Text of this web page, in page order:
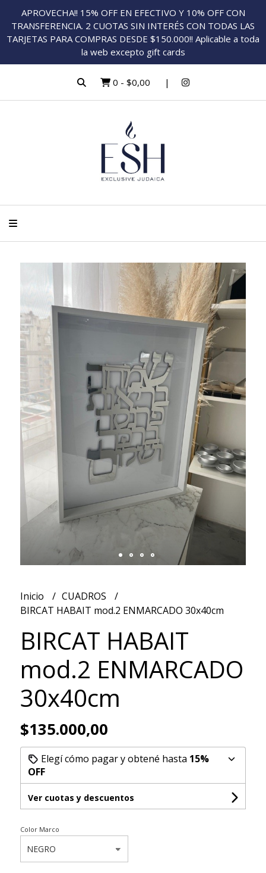
APROVECHA!! 15% OFF EN EFECTIVO Y 10% OFF CON
TRANSFERENCIA. 2 CUOTAS SIN INTERÉS CON TODAS LAS
TARJETAS PARA COMPRAS DESDE $150.000!! Aplicable a toda
la web excepto gift cards
0 - $0,00
Inicio
CUADROS
BIRCAT HABAIT mod.2 ENMARCADO 30x40cm
BIRCAT HABAIT
mod.2 ENMARCADO
30x40cm
$135.000,00
Elegí cómo pagar y obtené hasta 15%
OFF
Ver cuotas y descuentos
Color Marco